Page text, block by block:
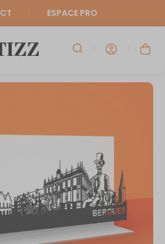
ESPACE PRO